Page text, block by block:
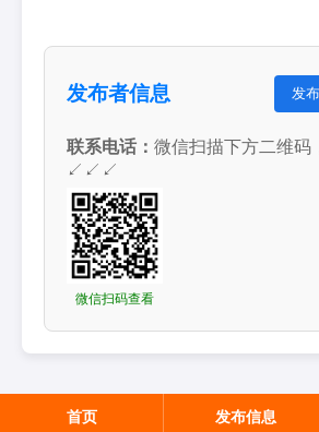
发布者信息 发
联系电话： 微信扫描下方二维码
↙↙↙
微信扫码查看
首页 发布信息